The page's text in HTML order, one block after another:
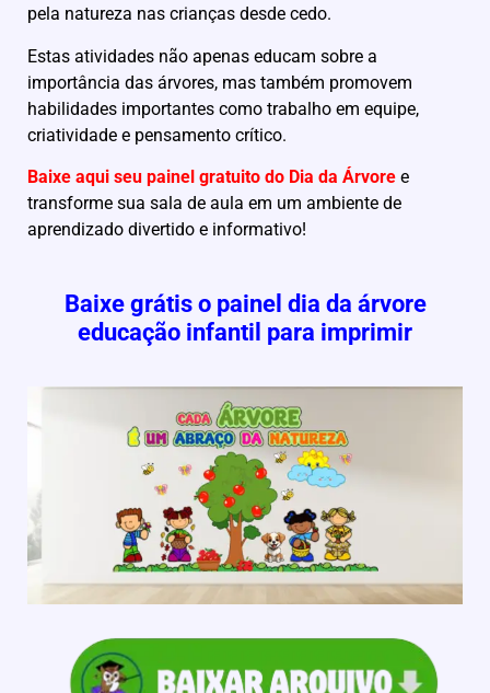
pela natureza nas crianças desde cedo.
Estas atividades não apenas educam sobre a
importância das árvores, mas também promovem
habilidades importantes como trabalho em equipe,
criatividade e pensamento crítico.
Baixe aqui seu painel gratuito do Dia da Árvore e
transforme sua sala de aula em um ambiente de
aprendizado divertido e informativo!
Baixe grátis o painel dia da árvore
educação infantil para imprimir